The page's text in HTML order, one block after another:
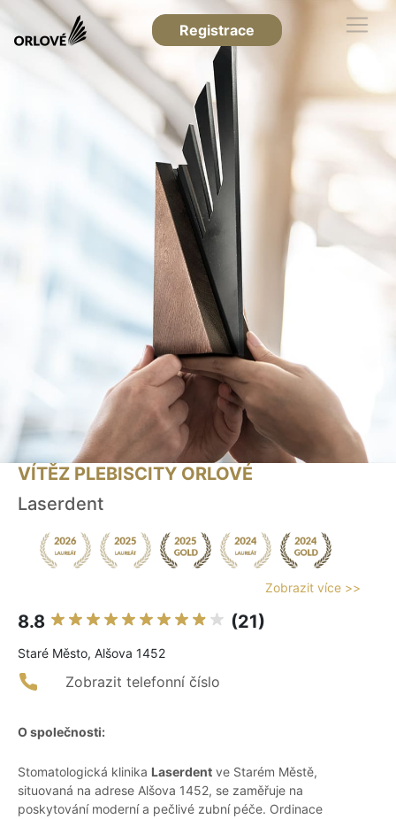
Registrace
VÍTĚZ PLEBISCITY ORLOVÉ
Laserdent
Zobrazit více >>
8.8 (21)
Staré Město, Alšova 1452
Zobrazit telefonní číslo
O společnosti:
Stomatologická klinika Laserdent ve Starém Městě,
situovaná na adrese Alšova 1452, se zaměřuje na
poskytování moderní a pečlivé zubní péče. Ordinace